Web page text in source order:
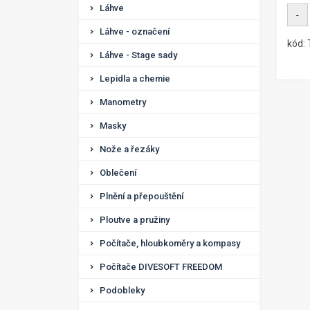
Láhve
Láhve - označení
Láhve - Stage sady
Lepidla a chemie
Manometry
Masky
Nože a řezáky
Oblečení
Plnění a přepouštění
Ploutve a pružiny
Počítače, hloubkoměry a kompasy
Počítače DIVESOFT FREEDOM
Podobleky
-
kód: